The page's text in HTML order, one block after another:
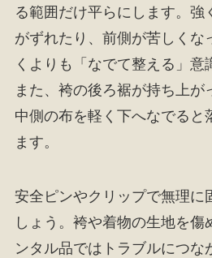
る範囲だけ平らにします。強
がずれたり、前側が苦しくな
くよりも「なでて整える」意
また、袴の後ろ裾が持ち上が
中側の布を軽く下へなでると
ます。
安全ピンやクリップで無理に
しょう。袴や着物の生地を傷
ンタル品ではトラブルにつな